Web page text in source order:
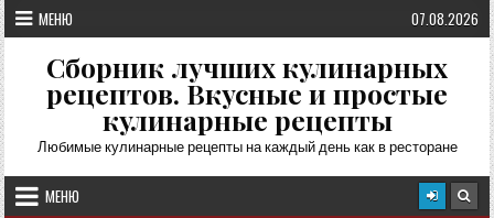
Перейти
к
содержимому
МЕНЮ 07.08.2026
Сборник лучших кулинарных
рецептов. Вкусные и простые
кулинарные рецепты
Любимые кулинарные рецепты на каждый день как в ресторане
МЕНЮ